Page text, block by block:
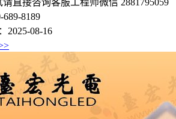
8189
2025-08-16